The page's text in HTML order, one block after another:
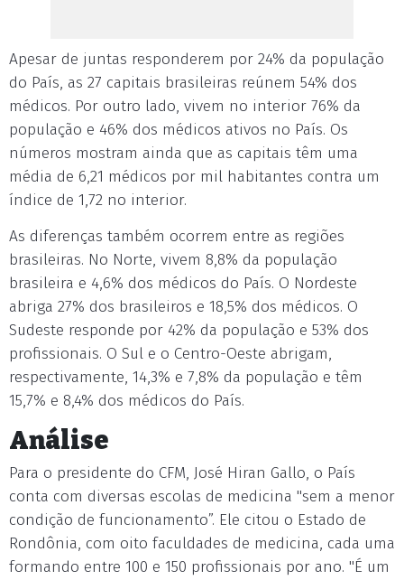
Apesar de juntas responderem por 24% da população
do País, as 27 capitais brasileiras reúnem 54% dos
médicos. Por outro lado, vivem no interior 76% da
população e 46% dos médicos ativos no País. Os
números mostram ainda que as capitais têm uma
média de 6,21 médicos por mil habitantes contra um
índice de 1,72 no interior.
As diferenças também ocorrem entre as regiões
brasileiras. No Norte, vivem 8,8% da população
brasileira e 4,6% dos médicos do País. O Nordeste
abriga 27% dos brasileiros e 18,5% dos médicos. O
Sudeste responde por 42% da população e 53% dos
profissionais. O Sul e o Centro-Oeste abrigam,
respectivamente, 14,3% e 7,8% da população e têm
15,7% e 8,4% dos médicos do País.
Análise
Para o presidente do CFM, José Hiran Gallo, o País
conta com diversas escolas de medicina "sem a menor
condição de funcionamento”. Ele citou o Estado de
Rondônia, com oito faculdades de medicina, cada uma
formando entre 100 e 150 profissionais por ano. "É um